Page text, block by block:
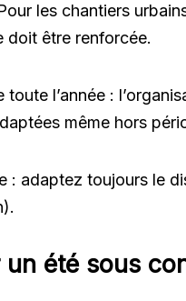
les chantiers
doit être renforcée.
l’année :
même hors
: adaptez toujours le
été sous